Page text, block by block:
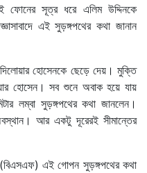
সূত্র ধরে এলিম উদ্দিনকে
এই সুড়ঙ্গপথের কথা জানান
হোসেনকে ছেড়ে দেয়। মুক্তি
হোসেন। সব শুনে অবাক হয়ে যায়
লম্বা সুড়ঙ্গপথের কথা জানলেন।
আর একটু দূরেরই সীমান্তের
(বিএসএফ) এই গোপন সুড়ঙ্গপথের কথা